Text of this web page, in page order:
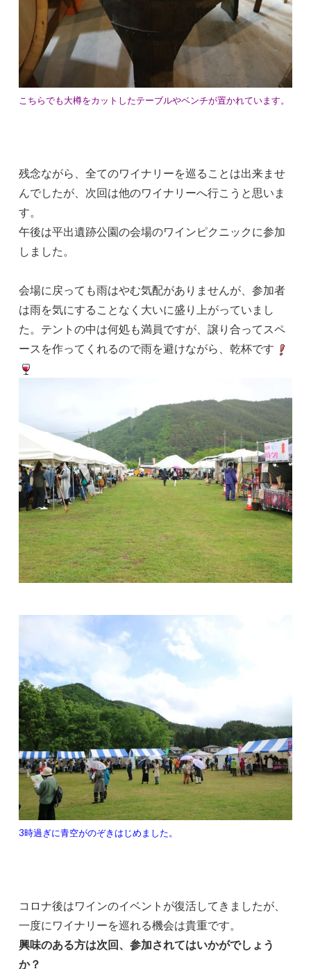
こちらでも大樽をカットしたテーブルやベンチが置かれています。
残念ながら、全てのワイナリーを巡ることは出来ませ
んでしたが、次回は他のワイナリーへ行こうと思いま
す。
午後は平出遺跡公園の会場のワインピクニックに参加
しました。
会場に戻っても雨はやむ気配がありませんが、参加者
は雨を気にすることなく大いに盛り上がっていまし
た。テントの中は何処も満員ですが、譲り合ってスペ
ースを作ってくれるので雨を避けながら、乾杯です
3時過ぎに青空がのぞきはじめました。
コロナ後はワインのイベントが復活してきましたが、
一度にワイナリーを巡れる機会は貴重です。
興味のある方は次回、参加されてはいかがでしょう
か？